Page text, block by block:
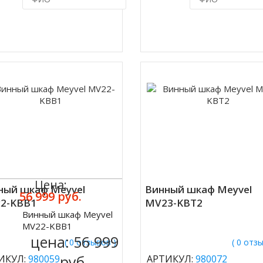
шкаф Meyvel
KBB1
( 0 отзывов )
980059
Цена:
56 999 руб.
Винный шкаф Meyvel
MV22-KBB1
цена:56 999
Винный шкаф Meyvel
MV23-KBT2
( 0
АРТИКУЛ: 980072